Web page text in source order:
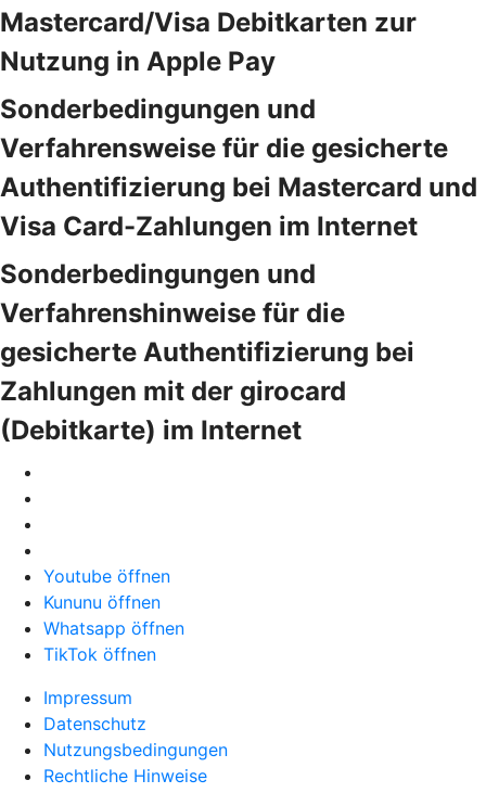
Mastercard/Visa Debitkarten zur
Nutzung in Apple Pay
Sonderbedingungen und
Verfahrensweise für die gesicherte
Authentifizierung bei Mastercard und
Visa Card-Zahlungen im Internet
Sonderbedingungen und
Verfahrenshinweise für die
gesicherte Authentifizierung bei
Zahlungen mit der girocard
(Debitkarte) im Internet
Youtube öffnen
Kununu öffnen
Whatsapp öffnen
TikTok öffnen
Impressum
Datenschutz
Nutzungsbedingungen
Rechtliche Hinweise